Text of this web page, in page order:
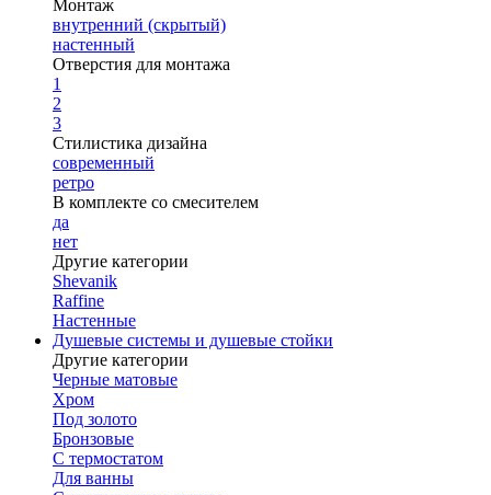
Монтаж
внутренний (скрытый)
настенный
Отверстия для монтажа
1
2
3
Стилистика дизайна
современный
ретро
В комплекте со смесителем
да
нет
Другие категории
Shevanik
Raffine
Настенные
Душевые системы и душевые стойки
Другие категории
Черные матовые
Хром
Под золото
Бронзовые
С термостатом
Для ванны